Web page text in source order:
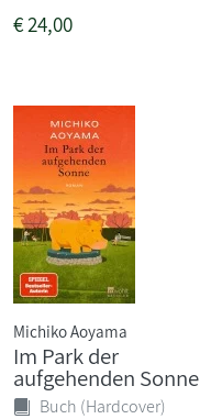
€24,00
Michiko Aoyama
Im Park der
aufgehenden Sonne
Buch (Hardcover)